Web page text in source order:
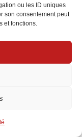
ou les ID uniques
son consentement peut
et fonctions.
options à